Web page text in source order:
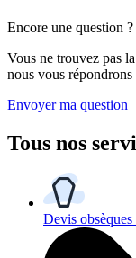
Encore une question ?
Vous ne trouvez pas
nous vous
Envoyer ma question
Tous nos
Devis obsèques